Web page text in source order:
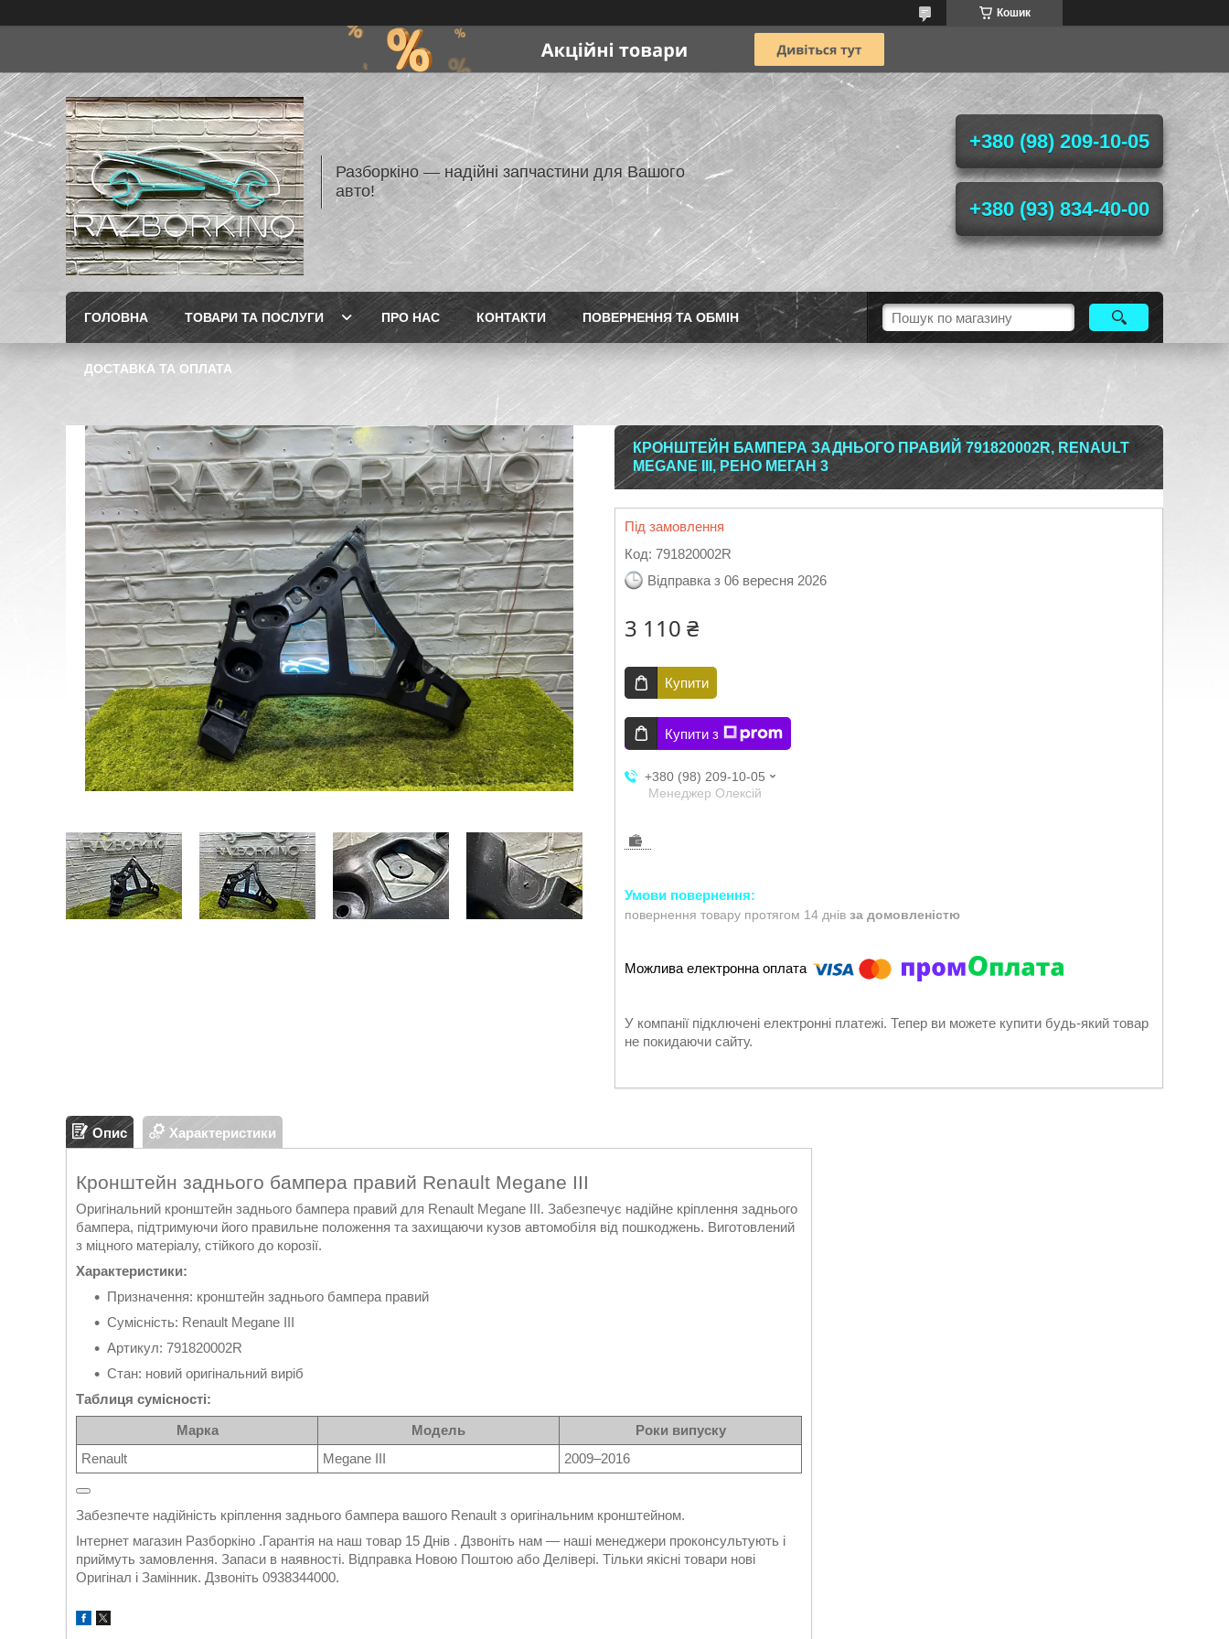
Кошик
Разборкіно — надійні запчастини для Вашого
авто!
+380 (98) 209-10-05
+380 (93) 834-40-00
ГОЛОВНА ТОВАРИ ТА ПОСЛУГИ ПРО НАС КОНТАКТИ ПОВЕРНЕННЯ ТА ОБМІН
ДОСТАВКА ТА ОПЛАТА
КРОНШТЕЙН БАМПЕРА ЗАДНЬОГО ПРАВИЙ 791820002R, RENAULT
MEGANE III, РЕНО МЕГАН 3
Під замовлення
Код: 791820002R
Відправка з 06 вересня 2026
3 110 ₴
Купити
Купити з
+380 (98) 209-10-05
Менеджер Олексій
повернення товару протягом 14 днів за домовленістю
У компанії підключені електронні платежі. Тепер ви можете купити будь-який товар
не покидаючи сайту.
Опис Характеристики
Кронштейн заднього бампера правий Renault Megane III
Оригінальний кронштейн заднього бампера правий для Renault Megane III. Забезпечує надійне кріплення заднього
бампера, підтримуючи його правильне положення та захищаючи кузов автомобіля від пошкоджень. Виготовлений
з міцного матеріалу, стійкого до корозії.
Характеристики:
Призначення: кронштейн заднього бампера правий
Сумісність: Renault Megane III
Артикул: 791820002R
Стан: новий оригінальний виріб
Таблиця сумісності:
Марка
Модель
Роки випуску
Renault
Megane III 2009–2016
Забезпечте надійність кріплення заднього бампера вашого Renault з оригінальним кронштейном.
Інтернет магазин Разборкіно .Гарантія на наш товар 15 Днів . Дзвоніть нам — наші менеджери проконсультують і
приймуть замовлення. Запаси в наявності. Відправка Новою Поштою або Делівері. Тільки якісні товари нові
Оригінал і Замінник. Дзвоніть 0938344000.